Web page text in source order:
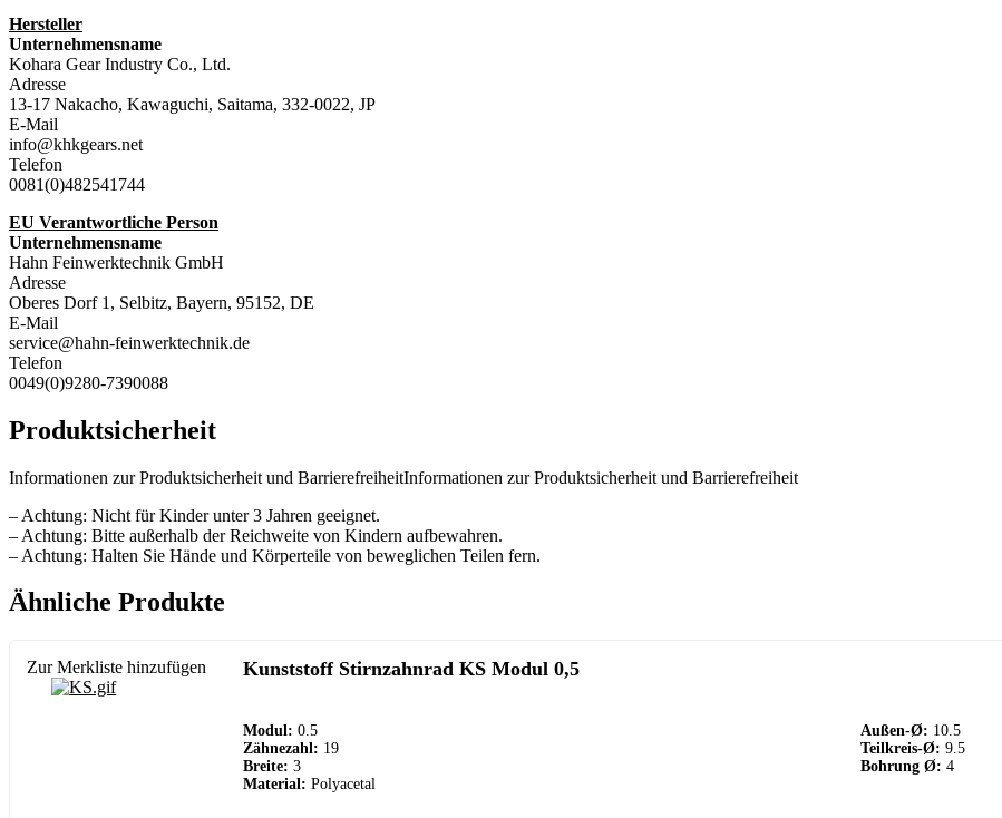
Hersteller
Unternehmensname
Kohara Gear Industry Co., Ltd.
Adresse
13-17 Nakacho, Kawaguchi, Saitama, 332-0022, JP
E-Mail
info@khkgears.net
Telefon
0081(0)482541744
EU Verantwortliche Person
Unternehmensname
Hahn Feinwerktechnik GmbH
Adresse
Oberes Dorf 1, Selbitz, Bayern, 95152, DE
E-Mail
service@hahn-feinwerktechnik.de
Telefon
0049(0)9280-7390088
Produktsicherheit
Informationen zur Produktsicherheit und BarrierefreiheitInformationen zur Produktsicherheit und Barrierefreiheit
– Achtung: Nicht für Kinder unter 3 Jahren geeignet.
– Achtung: Bitte außerhalb der Reichweite von Kindern aufbewahren.
– Achtung: Halten Sie Hände und Körperteile von beweglichen Teilen fern.
Ähnliche Produkte
Zur Merkliste hinzufügen Kunststoff Stirnzahnrad KS Modul 0,5
Modul: 0.5 Außen-Ø: 10.5
Zähnezahl: 19 Teilkreis-Ø: 9.5
Breite: 3 Bohrung Ø: 4
Material: Polyacetal